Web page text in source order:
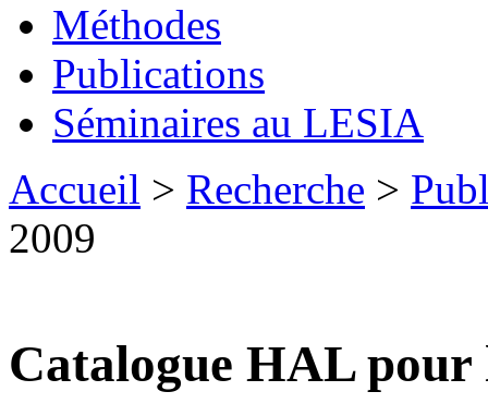
Méthodes
Publications
Séminaires au LESIA
Accueil > Recherche >
2009
Catalogue HAL pour